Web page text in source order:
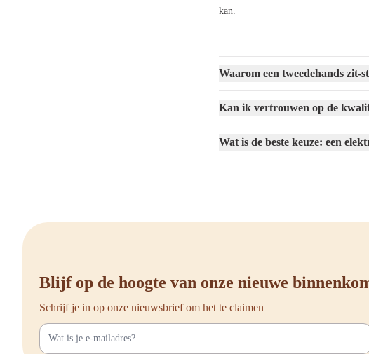
Aandachtspunten bij
het maximale uit jetweedehands
Controleer of de motor en het
Als je kiest voor een handmatig
Vraag naar garantie en service:
Door vooraf op deze aspecten te
Koop jouw
Wil je meteen aan de slag met een
past. Je profiteert niet alleen van
portemonnee.
kan.
Waarom een tweedehands zit-
Kan ik vertrouwen op de
Wat is de beste keuze: een
Blijf op de hoogte van onze nieuwe
Schrijf je in op onze nieuwsbrief om het te claimen